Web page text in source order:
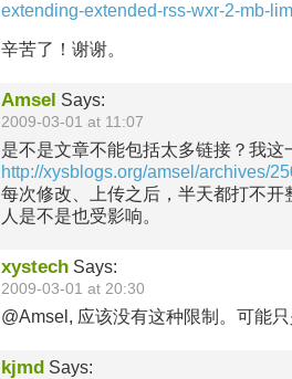
extending-extended-rss-wxr-2-mb-
辛苦了！谢谢。
Amsel Says:
2009-03-01 at 11:07
是不是文章不能包括太多链接？我这
http://xysblogs.org/amsel/archives/
每次修改、上传之后，半天都打不开
人是不是也受影响。
xystech Says:
2009-03-01 at 20:30
@Amsel, 应该没有这种限制。可能
kjmd Says: